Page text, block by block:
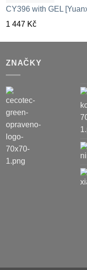
CY396 with GEL
1 447 Kč
ZNAČKY